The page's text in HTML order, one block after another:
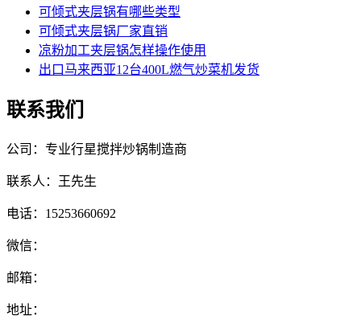
可倾式夹层锅有哪些类型
可倾式夹层锅厂家直销
凉粉加工夹层锅怎样操作使用
出口马来西亚12台400L燃气炒菜机发货
联系我们
公司：专业行星搅拌炒锅制造商
联系人：王先生
电话：15253660692
微信：
邮箱：
地址：